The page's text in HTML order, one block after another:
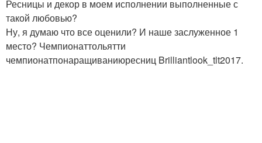
Ресницы и декор в моем исполнении выполненные с
такой любовью?
Ну, я думаю что все оценили? И наше заслуженное 1
место? Чемпионаттольятти
чемпионатпонаращиваниюресниц Brilliantlook_tlt2017.